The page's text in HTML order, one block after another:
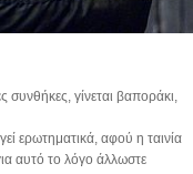
συνθήκες, γίνεται βαποράκι,
ερωτηματικά, αφού η ταινία
αυτό το λόγο άλλωστε